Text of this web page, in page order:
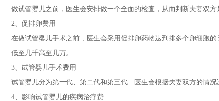
做试管婴儿之前，医生会安排做一个全面的检查，从而判断夫妻双
2、促排卵费用
在做试管婴儿手术之前，医生会采用促排卵药物达到排多个卵细胞
低至几千高至几万。
3、试管婴儿手术费用
试管婴儿分为第一代、第二代和第三代，医生会根据夫妻双方的情
4、影响试管婴儿的疾病治疗费